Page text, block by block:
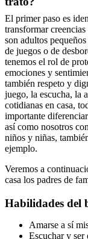
El primer paso es
transformar
son adultos
de juegos o de
tenemos el rol de
emociones y
también respeto y
juego, la escucha, la
cotidianas en casa,
importante
así como nosotros
niños y niñas,
ejemplo.
Veremos a
casa los padres de
Habilidades del
Amarse a sí
Escuchar y ser